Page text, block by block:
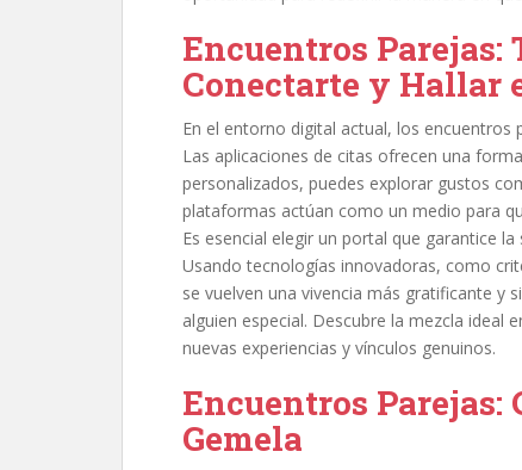
Encuentros Parejas:
Conectarte y Hallar
En el entorno digital actual, los encuentros
Las aplicaciones de citas ofrecen una
personalizados, puedes explorar gustos
plataformas actúan como un medio para
Es esencial elegir un portal que garantice
Usando tecnologías innovadoras, como
se vuelven una vivencia más gratificante y
alguien especial. Descubre la mezcla ideal
nuevas experiencias y vínculos genuinos.
Encuentros
Gemela